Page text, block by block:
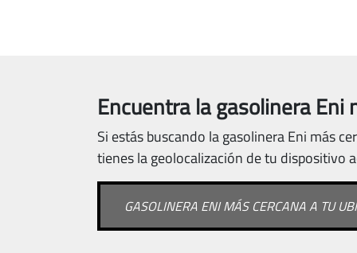
Encuentra la gasolinera Eni
Si estás buscando la gasolinera Eni más
tienes la geolocalización de tu dispositivo
GASOLINERA ENI MÁS CERCANA A TU